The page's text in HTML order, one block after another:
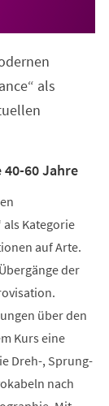
als
40-60 Jahre
als Kategorie
auf Arte.
der
über den
Kurs eine
Dreh-, Sprung-
nach